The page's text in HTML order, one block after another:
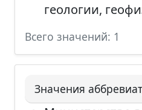
геологии,
Всего значений: 1
Значения